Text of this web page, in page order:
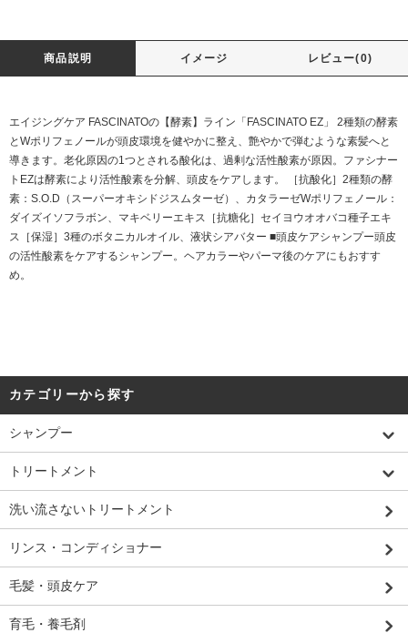
商品説明 イメージ レビュー(0)
エイジングケア FASCINATOの【酵素】ライン「FASCINATO EZ」 2種類の酵素
とWポリフェノールが頭皮環境を健やかに整え、艶やかで弾むような素髪へと
導きます。老化原因の1つとされる酸化は、過剰な活性酸素が原因。ファシナー
トEZは酵素により活性酸素を分解、頭皮をケアします。 ［抗酸化］2種類の酵
素：S.O.D（スーパーオキシドジスムターゼ）、カタラーゼWポリフェノール：
ダイズイソフラボン、マキベリーエキス［抗糖化］セイヨウオオバコ種子エキ
ス［保湿］3種のボタニカルオイル、液状シアバター ■頭皮ケアシャンプー頭皮
の活性酸素をケアするシャンプー。ヘアカラーやパーマ後のケアにもおすす
め。
カテゴリーから探す
シャンプー
トリートメント
洗い流さないトリートメント
リンス・コンディショナー
毛髪・頭皮ケア
育毛・養毛剤